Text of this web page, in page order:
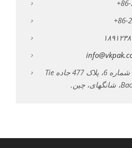
اضافه کنید: کارخانه شماره 6، پلاک 477 جاده Tie